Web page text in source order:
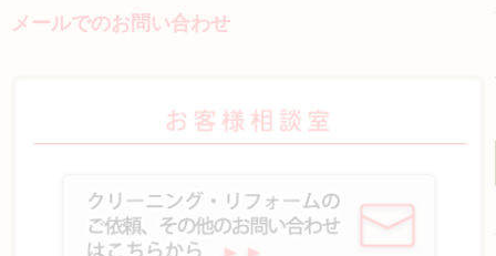
メールでのお問い合わせ